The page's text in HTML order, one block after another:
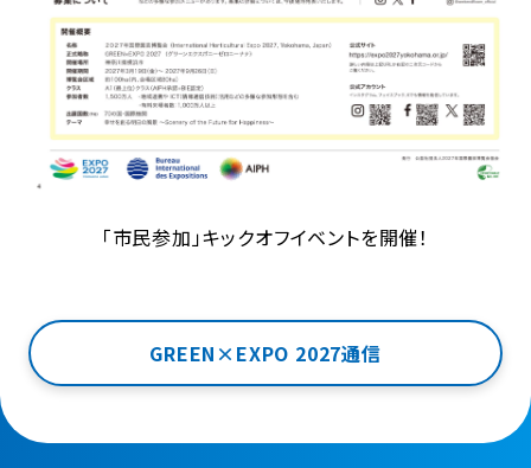
「市民参加」キックオフイベントを開催！
GREEN×EXPO 2027通信